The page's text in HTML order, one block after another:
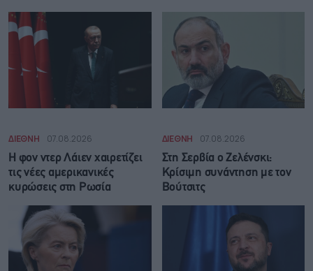
ΔΙΕΘΝΗ 07.08.2026
Η φον ντερ Λάιεν χαιρετίζει
τις νέες αμερικανικές
κυρώσεις στη Ρωσία
ΔΙΕΘΝΗ 07.08.2026
Στη Σερβία ο Ζελένσκι:
Κρίσιμη συνάντηση με τον
Βούτσιτς